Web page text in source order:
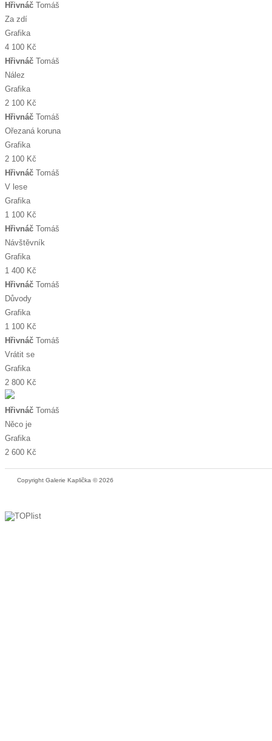
Hřivnáč Tomáš
Za zdí
Grafika
4 100 Kč
Hřivnáč Tomáš
Nález
Grafika
2 100 Kč
Hřivnáč Tomáš
Ořezaná koruna
Grafika
2 100 Kč
Hřivnáč Tomáš
V lese
Grafika
1 100 Kč
Hřivnáč Tomáš
Návštěvník
Grafika
1 400 Kč
Hřivnáč Tomáš
Důvody
Grafika
1 100 Kč
Hřivnáč Tomáš
Vrátit se
Grafika
2 800 Kč
Hřivnáč Tomáš
Něco je
Grafika
2 600 Kč
Copyright Galerie Kaplička © 2026